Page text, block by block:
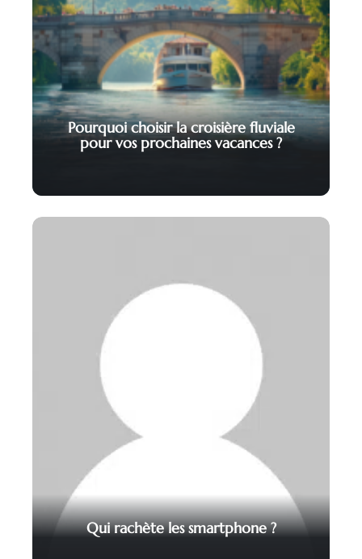
Pourquoi choisir la croisière fluviale
pour vos prochaines vacances ?
Qui rachète les smartphone ?